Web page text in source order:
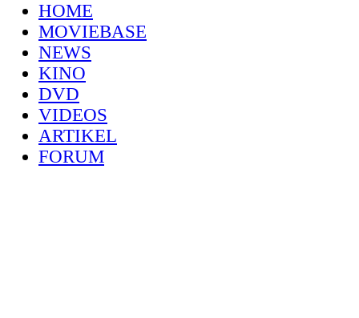
HOME
MOVIEBASE
NEWS
KINO
DVD
VIDEOS
ARTIKEL
FORUM